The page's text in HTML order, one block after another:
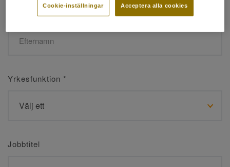
Efternamn*
Yrkesfunktion *
Jobbtitel
Acceptera alla cookies
Cookie-inställningar